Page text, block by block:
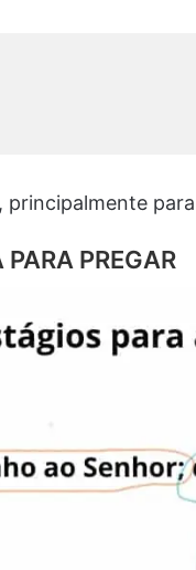
principalmente
PREGAR